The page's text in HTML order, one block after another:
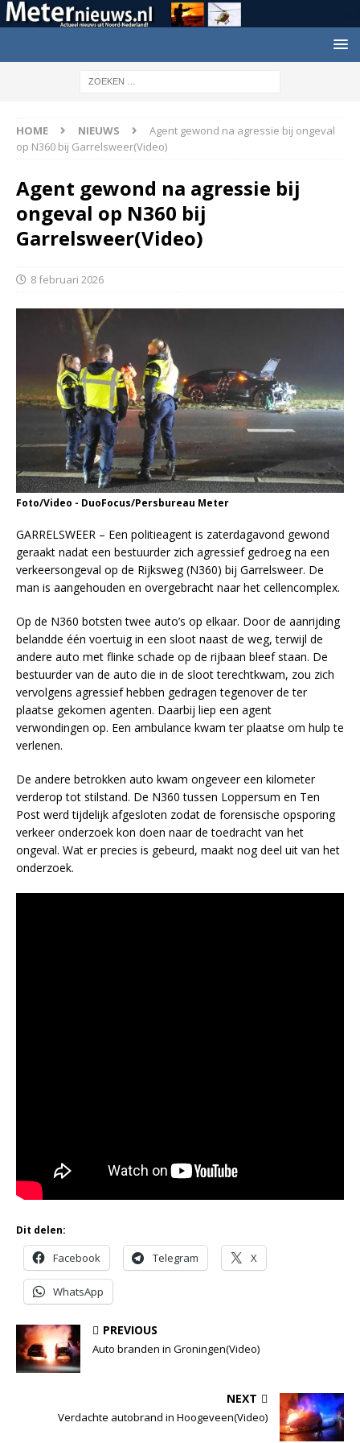
HOME NIEUWS
Agent gewond na agressie bij ongeval
op N360 bij Garrelsweer(Video)
Agent gewond na agressie bij
ongeval op N360 bij
Garrelsweer(Video)
8 februari 2026
Foto/Video - DuoFocus/Persbureau Meter
GARRELSWEER – Een politieagent is zaterdagavond gewond
geraakt nadat een bestuurder zich agressief gedroeg na een
verkeersongeval op de Rijksweg (N360) bij Garrelsweer. De
man is aangehouden en overgebracht naar het cellencomplex.
Op de N360 botsten twee auto’s op elkaar. Door de aanrijding
belandde één voertuig in een sloot naast de weg, terwijl de
andere auto met flinke schade op de rijbaan bleef staan. De
bestuurder van de auto die in de sloot terechtkwam, zou zich
vervolgens agressief hebben gedragen tegenover de ter
plaatse gekomen agenten. Daarbij liep een agent
verwondingen op. Een ambulance kwam ter plaatse om hulp te
verlenen.
De andere betrokken auto kwam ongeveer een kilometer
verderop tot stilstand. De N360 tussen Loppersum en Ten
Post werd tijdelijk afgesloten zodat de forensische opsporing
verkeer onderzoek kon doen naar de toedracht van het
ongeval. Wat er precies is gebeurd, maakt nog deel uit van het
onderzoek.
Dit delen:
Facebook Telegram X
WhatsApp
PREVIOUS
Auto branden in Groningen(Video)
NEXT
Verdachte autobrand in Hoogeveen(Video)